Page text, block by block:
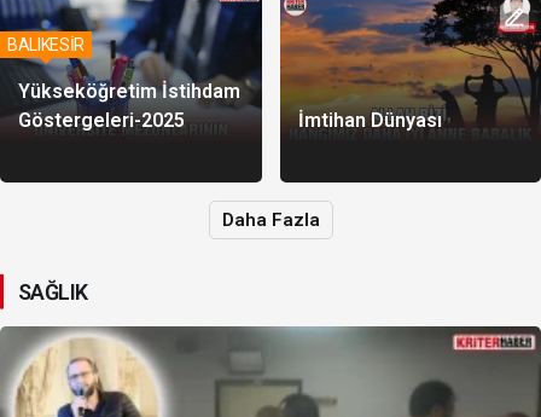
Yükseköğretim İstihdam
Göstergeleri-2025
BALIKESİR
İmtihan Dünyası
Daha Fazla
SAĞLIK